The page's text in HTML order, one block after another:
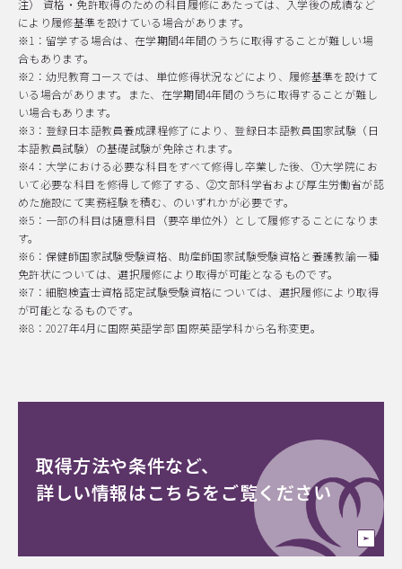
注） 資格・免許取得のための科目履修にあたっては、入学後の成績など
により履修基準を設けている場合があります。
※1：留学する場合は、在学期間4年間のうちに取得することが難しい場
合もあります。
※2：幼児教育コースでは、単位修得状況などにより、履修基準を設けて
いる場合があります。また、在学期間4年間のうちに取得することが難し
い場合もあります。
※3：登録日本語教員養成課程修了により、登録日本語教員国家試験（日
本語教員試験）の基礎試験が免除されます。
※4：大学における必要な科目をすべて修得し卒業した後、①大学院にお
いて必要な科目を修得して修了する、②文部科学省および厚生労働省が認
めた施設にて実務経験を積む、のいずれかが必要です。
※5：一部の科目は随意科目（要卒単位外）として履修することになりま
す。
※6：保健師国家試験受験資格、助産師国家試験受験資格と養護教諭一種
免許状については、選択履修により取得が可能となるものです。
※7：細胞検査士資格認定試験受験資格については、選択履修により取得
が可能となるものです。
※8：2027年4月に国際英語学部 国際英語学科から名称変更。
取得方法や条件など、
詳しい情報はこちらをご覧ください